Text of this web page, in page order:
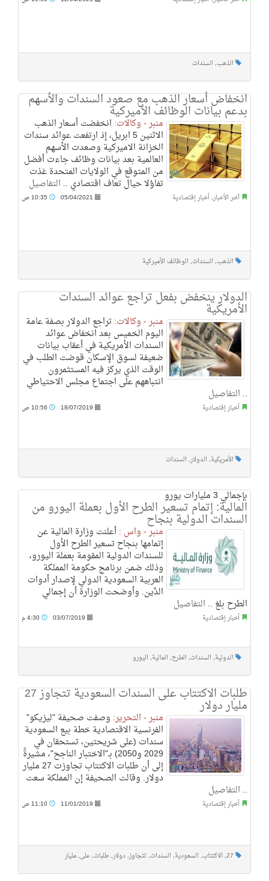
الذهب, السندات
انخفاض أسعار الذهب مع صعود السندات والأسهم
بدعم بيانات الوظائف الأميركية
منبر - وكالات: انخفضت أسعار الذهب
الاثنين 5 ابريل، إذ ارتفعت عوائد سندات
الخزانة الاميركية وصعدت الأسهم
العالمية بعد بيانات وظائف جاءت أفضل
من المتوقع في الولايات المتحدة غذت
تفاؤلا حيال تعاف اقتصادي .. التفاصيل
آخر الأخبار, أخبار إقتصادية 05/04/2021
الذهب, السندات, الوظائف الأميركية
الدولار ينخفض بفعل تراجع عوائد السندات
الأمريكية
منبر - وكالات:تراجع الدولار بصفة عامة
اليوم الخميس بعد انخفاض عوائد
السندات الأمريكية في أعقاب بيانات
ضعيفة لسوق الإسكان قوضت الطلب في
الوقت الذي يركز فيه المستثمرون
انتباههم على اجتماع مجلس الاحتياطي
.. التفاصيل
أخبار إقتصادية 18/07/2019
الأمريكية, الدولار, السندات
بإجمالي 3 مليارات يورو
المالية: إتمام تسعير الطرح الأول بعملة اليورو من
السندات الدولية بنجاح
منبر - واس :أعلنت وزارة المالية عن
إتمامها بنجاح تسعير الطرح الأول
للسندات الدولية المقومة بعملة اليورو،
وذلك ضمن برنامج حكومة المملكة
العربية السعودية الدولي لإصدار أدوات
الدَّين. وأوضحت الوزارة أن إجمالي
الطرح بلغ .. التفاصيل
أخبار إقتصادية 03/07/2019
الدولية, السندات, الطرح, المالية, اليورو
طلبات الاكتتاب على السندات السعودية تتجاوز 27
مليار دولار
منبر - التحرير: وصفت صحيفة "ليزيكو"
الفرنسية الاقتصادية خطة بيع السعودية
سندات (على شريحتين، تستحقان في
2029 و2050) بـ"الاختبار الناجح"، مشيرةً
إلى أن طلبات الاكتتاب تجاوزت 27 مليار
دولار. وقالت الصحيفة إن المملكة سعت
.. التفاصيل
أخبار إقتصادية 11/01/2019
27
, الاكتتاب, السعودية, السندات, تتجاوز, دولار, طلبات, على, مليار